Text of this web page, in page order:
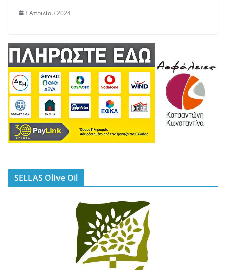
3 Απριλίου 2024
SELLAS Olive Oil